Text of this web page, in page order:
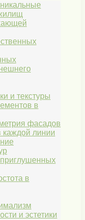
и текстуры
в
фасадов
каждой линии
в
и эстетики